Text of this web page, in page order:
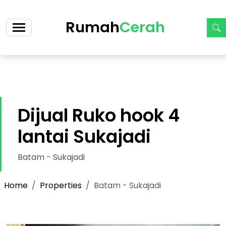
RumahCerah
ruko-hook-4-lantai-sukajadi-cicilan-28-jt-an
Dijual Ruko hook 4
lantai Sukajadi
Batam - Sukajadi
Home Properties Batam - Sukajadi